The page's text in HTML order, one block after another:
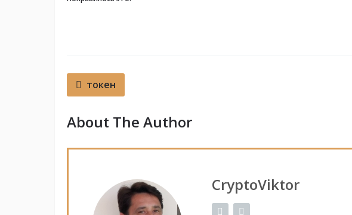
токен
About The Author
CryptoViktor